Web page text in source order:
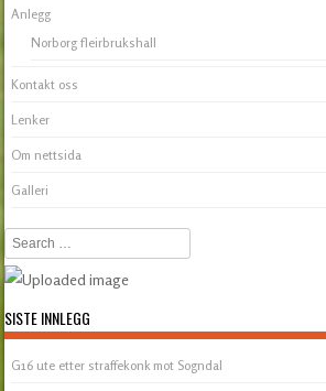
Anlegg
Norborg fleirbrukshall
Kontakt oss
Lenker
Om nettsida
Galleri
Search
SISTE INNLEGG
G16 ute etter straffekonk mot Sogndal